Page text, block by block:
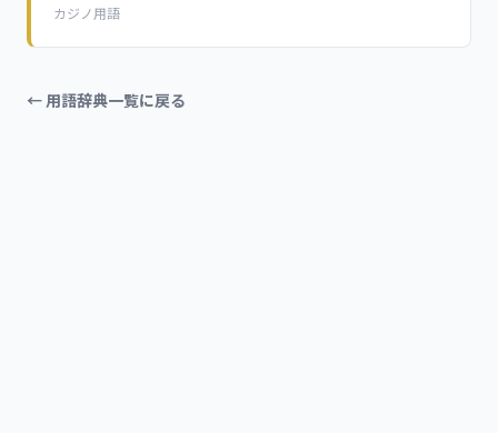
カジノ用語
← 用語辞典一覧に戻る